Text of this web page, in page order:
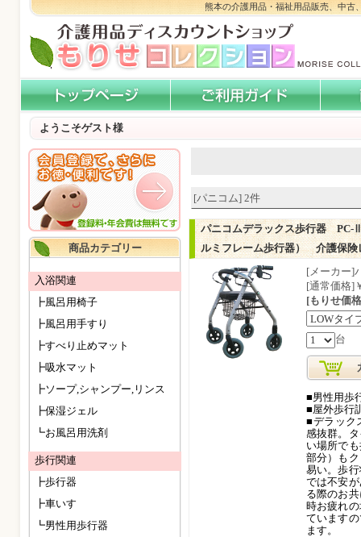
熊本の介護用品・福祉用品販売、中古
ようこそゲスト様
[パニコム] 2件
パニコムデラックス歩行器
ルミフレーム歩行器） 介護保険
[メーカー]
[通常価格]
[もりせ価
台
■男性用歩
■屋外歩行
■デラック
感抜群。
い場所で
部分）も
易い。歩
では不安
る際のお
時お疲れ
ています
ます。
商品カテゴリー
入浴関連
┣風呂用椅子
┣風呂用手すり
┣すべり止めマット
┣吸水マット
┣ソープ,シャンプー,リンス
┣保湿ジェル
┗お風呂用洗剤
歩行関連
┣歩行器
┣車いす
┗男性用歩行器